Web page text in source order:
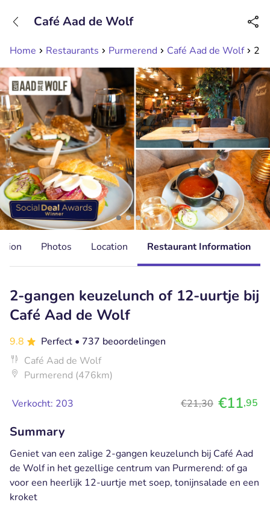
Available until 23:00
Home Restaurants Purmerend Café Aad de Wolf 2-
Café Aad de Wolf
Photos Location Restaurant Information
2-gangen keuzelunch of 12-uurtje bij
Café Aad de Wolf
9.8 Perfect • 737 beoordelingen
Café Aad de Wolf
Purmerend (476km)
Verkocht: 203 €21,30 €11,95
Summary
Geniet van een zalige 2-gangen keuzelunch bij Café Aad
de Wolf in het gezellige centrum van Purmerend: of ga
voor een heerlijk 12-uurtje met soep, tonijnsalade en een
kroket